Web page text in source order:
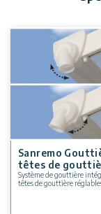
Sanremo
têtes de
Système de gouttière
têtes de gouttière